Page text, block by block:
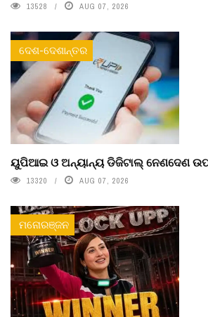
13528 AUG 07, 2026
ଦେଶ-ଦେଶାନ୍ତର
ୟୁପିଆଇ ଓ ଅନ୍ୟାନ୍ୟ ଡିଜିଟାଲ୍ ନେଣଦେଣ
13320 AUG 07, 2026
ମନୋରଞ୍ଜନ